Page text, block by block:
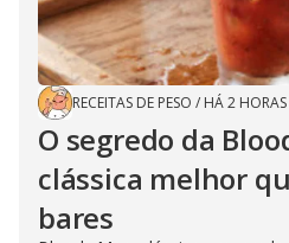
RECEITAS DE PESO / HÁ 2 HORAS
O segredo da
clássica melhor
bares